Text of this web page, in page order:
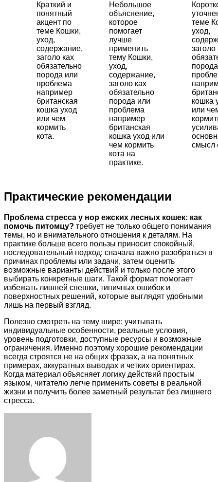
Краткий и
понятный
акцент по
теме Кошки,
уход,
содержание,
заголо ках
обязательно
порода или
проблема
например
британская
кошка уход
или чем
кормить
кота.
Небольшое
объяснение,
которое
помогает
лучше
применить
тему Кошки,
уход,
содержание,
заголо ках
обязательно
порода или
проблема
например
британская
кошка уход или
чем кормить
кота на
практике.
теме
уход,
заголо
кошка
или
смысл
Практические рекомендации
Проблема стресса у нор ежских лесных кошек: как
помочь питомцу? требует не только общего понимания
темы, но и внимательного отношения к деталям. На
практике больше всего пользы приносит спокойный,
последовательный подход: сначала важно разобраться в
причинах проблемы или задачи, затем оценить
возможные варианты действий и только после этого
выбирать конкретные шаги. Такой формат помогает
избежать лишней спешки, типичных ошибок и
поверхностных решений, которые выглядят удобными
лишь на первый взгляд.
Полезно смотреть на тему шире: учитывать
индивидуальные особенности, реальные условия,
уровень подготовки, доступные ресурсы и возможные
ограничения. Именно поэтому хорошие рекомендации
всегда строятся не на общих фразах, а на понятных
примерах, аккуратных выводах и четких ориентирах.
Когда материал объясняет логику действий простым
языком, читателю легче применить советы в реальной
жизни и получить более заметный результат без лишнего
стресса.